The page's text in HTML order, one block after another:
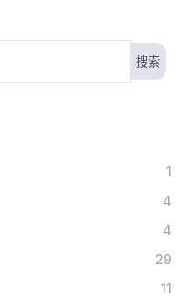
1
4
4
29
11